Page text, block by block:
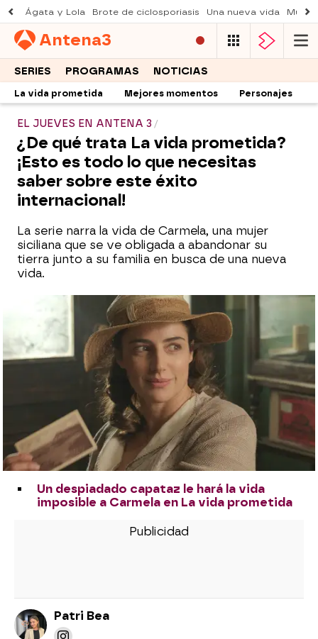
Ágata y Lola Brote de ciclosporiasis Una nueva vida
Antena3
SERIES PROGRAMAS NOTICIAS
La vida prometida Mejores momentos Personajes
EL JUEVES EN ANTENA 3
¿De qué trata La vida prometida?
¡Esto es todo lo que necesitas
saber sobre este éxito
internacional!
La serie narra la vida de Carmela, una mujer
siciliana que se ve obligada a abandonar su
tierra junto a su familia en busca de una nueva
vida.
Un despiadado capataz le hará la vida
imposible a Carmela en La vida prometida
Patri Bea